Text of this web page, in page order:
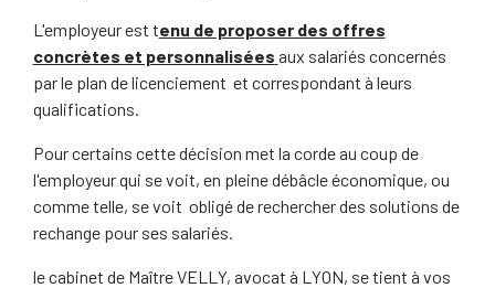
L'employeur est tenu de proposer des offres
concrètes et personnalisées aux salariés concernés
par le plan de licenciement et correspondant à leurs
qualifications.
Pour certains cette décision met la corde au coup de
l'employeur qui se voit, en pleine débâcle économique, ou
comme telle, se voit obligé de rechercher des solutions de
rechange pour ses salariés.
le cabinet de Maître VELLY, avocat à LYON, se tient à vos